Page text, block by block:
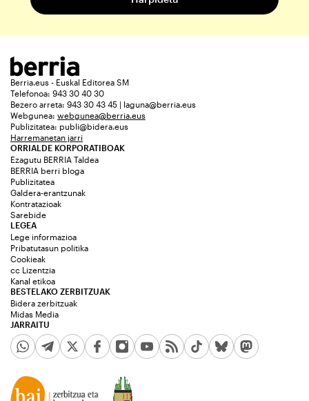
Berria.eus - Euskal Editorea SM
Telefonoa: 943 30 40 30
Bezero arreta: 943 30 43 45 | laguna@berria.eus
Webgunea: webgunea@berria.eus
Publizitatea: publi@bidera.eus
Harremanetan jarri
ORRIALDE KORPORATIBOAK
Ezagutu BERRIA Taldea
BERRIA berri bloga
Publizitatea
Galdera-erantzunak
Kontratazioak
Sarebide
JARRAITU
LEGEA
Lege informazioa
Pribatutasun politika
Cookieak
cc Lizentzia
Kanal etikoa
BESTELAKO ZERBITZUAK
Bidera zerbitzuak
Midas Media